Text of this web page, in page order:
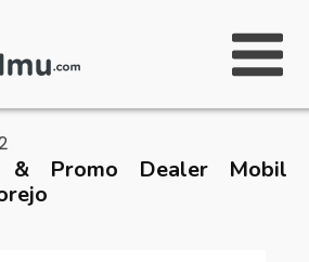
& Promo Dealer Mobil